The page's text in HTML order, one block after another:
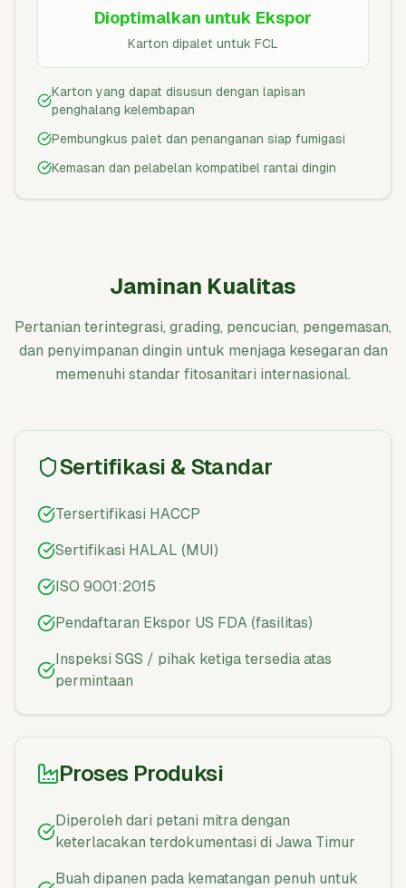
Dioptimalkan untuk Ekspor
Karton dipalet untuk FCL
Karton yang dapat disusun dengan lapisan
penghalang kelembapan
Pembungkus palet dan penanganan siap fumigasi
Kemasan dan pelabelan kompatibel rantai dingin
Jaminan Kualitas
Pertanian terintegrasi, grading, pencucian, pengemasan,
dan penyimpanan dingin untuk menjaga kesegaran dan
memenuhi standar fitosanitari internasional.
Sertifikasi & Standar
Tersertifikasi HACCP
Sertifikasi HALAL (MUI)
ISO 9001:2015
Pendaftaran Ekspor US FDA (fasilitas)
Inspeksi SGS / pihak ketiga tersedia atas
permintaan
Proses Produksi
Diperoleh dari petani mitra dengan
keterlacakan terdokumentasi di Jawa Timur
Buah dipanen pada kematangan penuh untuk